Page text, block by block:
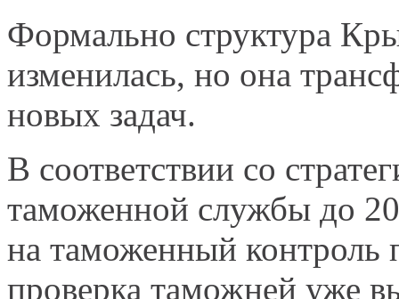
Формально структура
изменилась, но она
новых задач.
В соответствии со
таможенной службы до
на таможенный контроль
проверка таможней уже